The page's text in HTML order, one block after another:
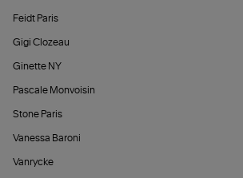
Feidt Paris
Gigi Clozeau
Ginette NY
Pascale Monvoisin
Stone Paris
Vanessa Baroni
Vanrycke